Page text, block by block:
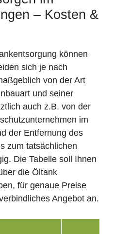
– Kosten &
können
sich je nach
von der Art
und seiner
auch z.B. von der
im
der Entfernung des
zum tatsächlichen
Die Tabelle soll Ihnen
die Öltank
für genaue Preise
Angebot an.